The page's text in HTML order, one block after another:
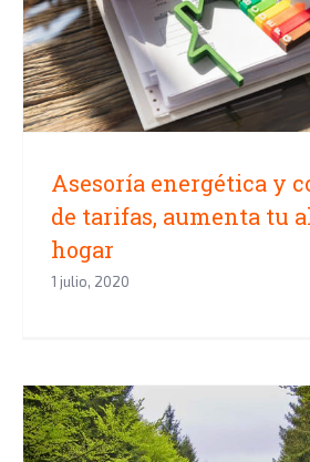
comparador de
tu ahorro del
Asesoría energética y
de tarifas, aumenta tu
hogar
1 julio, 2020